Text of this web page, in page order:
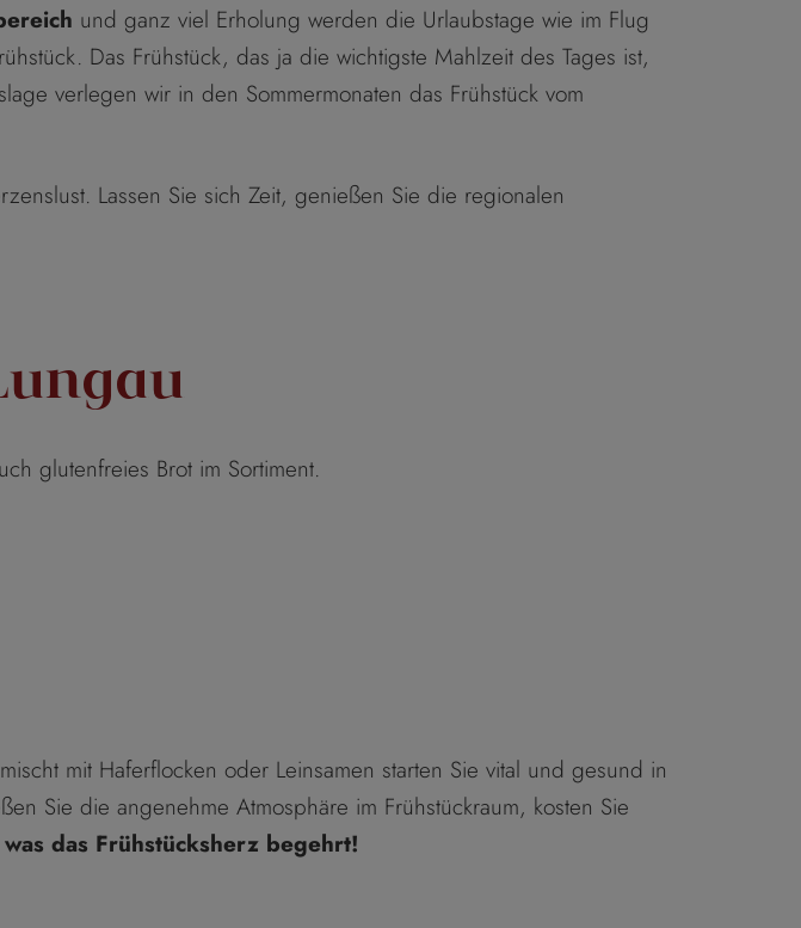
und ganz viel Erholung werden die Urlaubstage wie im Flug
Das Frühstück, das ja die wichtigste Mahlzeit des Tages ist,
verlegen wir in den Sommermonaten das Frühstück vom
Lassen Sie sich Zeit, genießen Sie die regionalen
glutenfreies Brot im Sortiment.
mit Haferflocken oder Leinsamen starten Sie vital und gesund in
Sie die angenehme Atmosphäre im Frühstückraum, kosten Sie
das Frühstücksherz begehrt!